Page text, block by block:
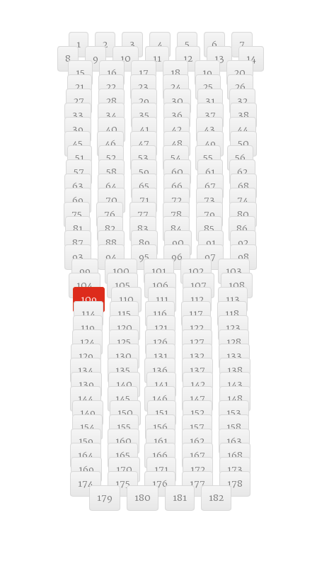
1 2 3 4 5 6
7
8
9 10 11 12 13
14
15
16 17 18 19
20
21
22 23 24 25
26
27
28 29 30 31
32
33
34 35 36 37
38
39
40 41 42 43
44
45
46 47 48 49
50
51
52 53 54 55
56
57
58 59 60 61
62
63
64 65 66 67
68
69
70 71 72 73
74
75
76 77 78 79
80
81
82 83 84 85
86
87
88 89 90 91
92
93
94 95 96 97
98
99
100 101 102
103
104
105 106 107
108
109
110 111 112
113
114
115 116 117
118
119
120 121 122
123
124
125 126 127
128
129
130 131 132
133
134
135 136 137
138
139
140 141 142
143
144
145 146 147
148
149
150 151 152
153
154
155 156 157
158
159
160 161 162
163
164
165 166 167
168
169
170 171 172
173
174
175 176 177
178
179
180 181 182